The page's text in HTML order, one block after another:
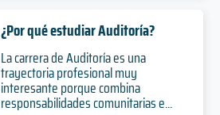
¿Por qué estudiar Auditoría?
La carrera de Auditoría es una
trayectoria profesional muy
interesante porque combina
responsabilidades comunitarias e...